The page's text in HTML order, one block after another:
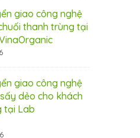
giao công nghệ
thanh trùng tại
giao công nghệ
dẻo cho khách
tại Lab